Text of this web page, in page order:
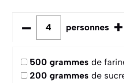
– personnes +
500 grammes de
200 grammes de